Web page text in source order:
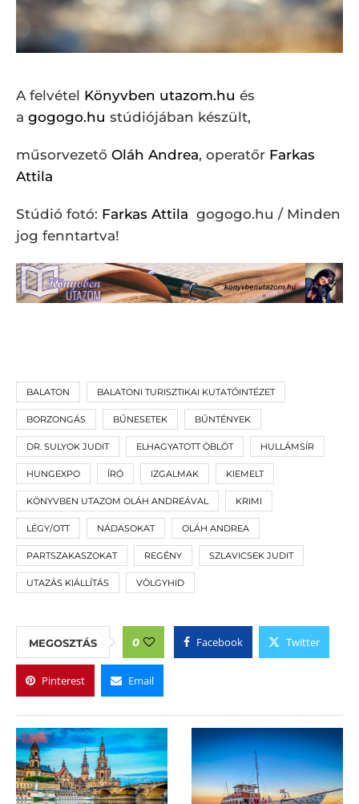
A felvétel Könyvben utazom.hu és
a gogogo.hu stúdiójában készült,
műsorvezető Oláh Andrea, operatőr Farkas
Attila
Stúdió fotó: Farkas Attila gogogo.hu / Minden
jog fenntartva!
BALATON BALATONI TURISZTIKAI KUTATÓINTÉZET
BORZONGÁS BŰNESETEK BŰNTÉNYEK
DR. SULYOK JUDIT ELHAGYATOTT ÖBLÖT HULLÁMSÍR
HUNGEXPO ÍRÓ IZGALMAK KIEMELT
KÖNYVBEN UTAZOM OLÁH ANDREÁVAL KRIMI
LÉGY/OTT NÁDASOKAT OLÁH ANDREA
PARTSZAKASZOKAT REGÉNY SZLAVICSEK JUDIT
UTAZÁS KIÁLLÍTÁS VÖLGYHID
MEGOSZTÁS 0 Facebook Twitter
Pinterest Email